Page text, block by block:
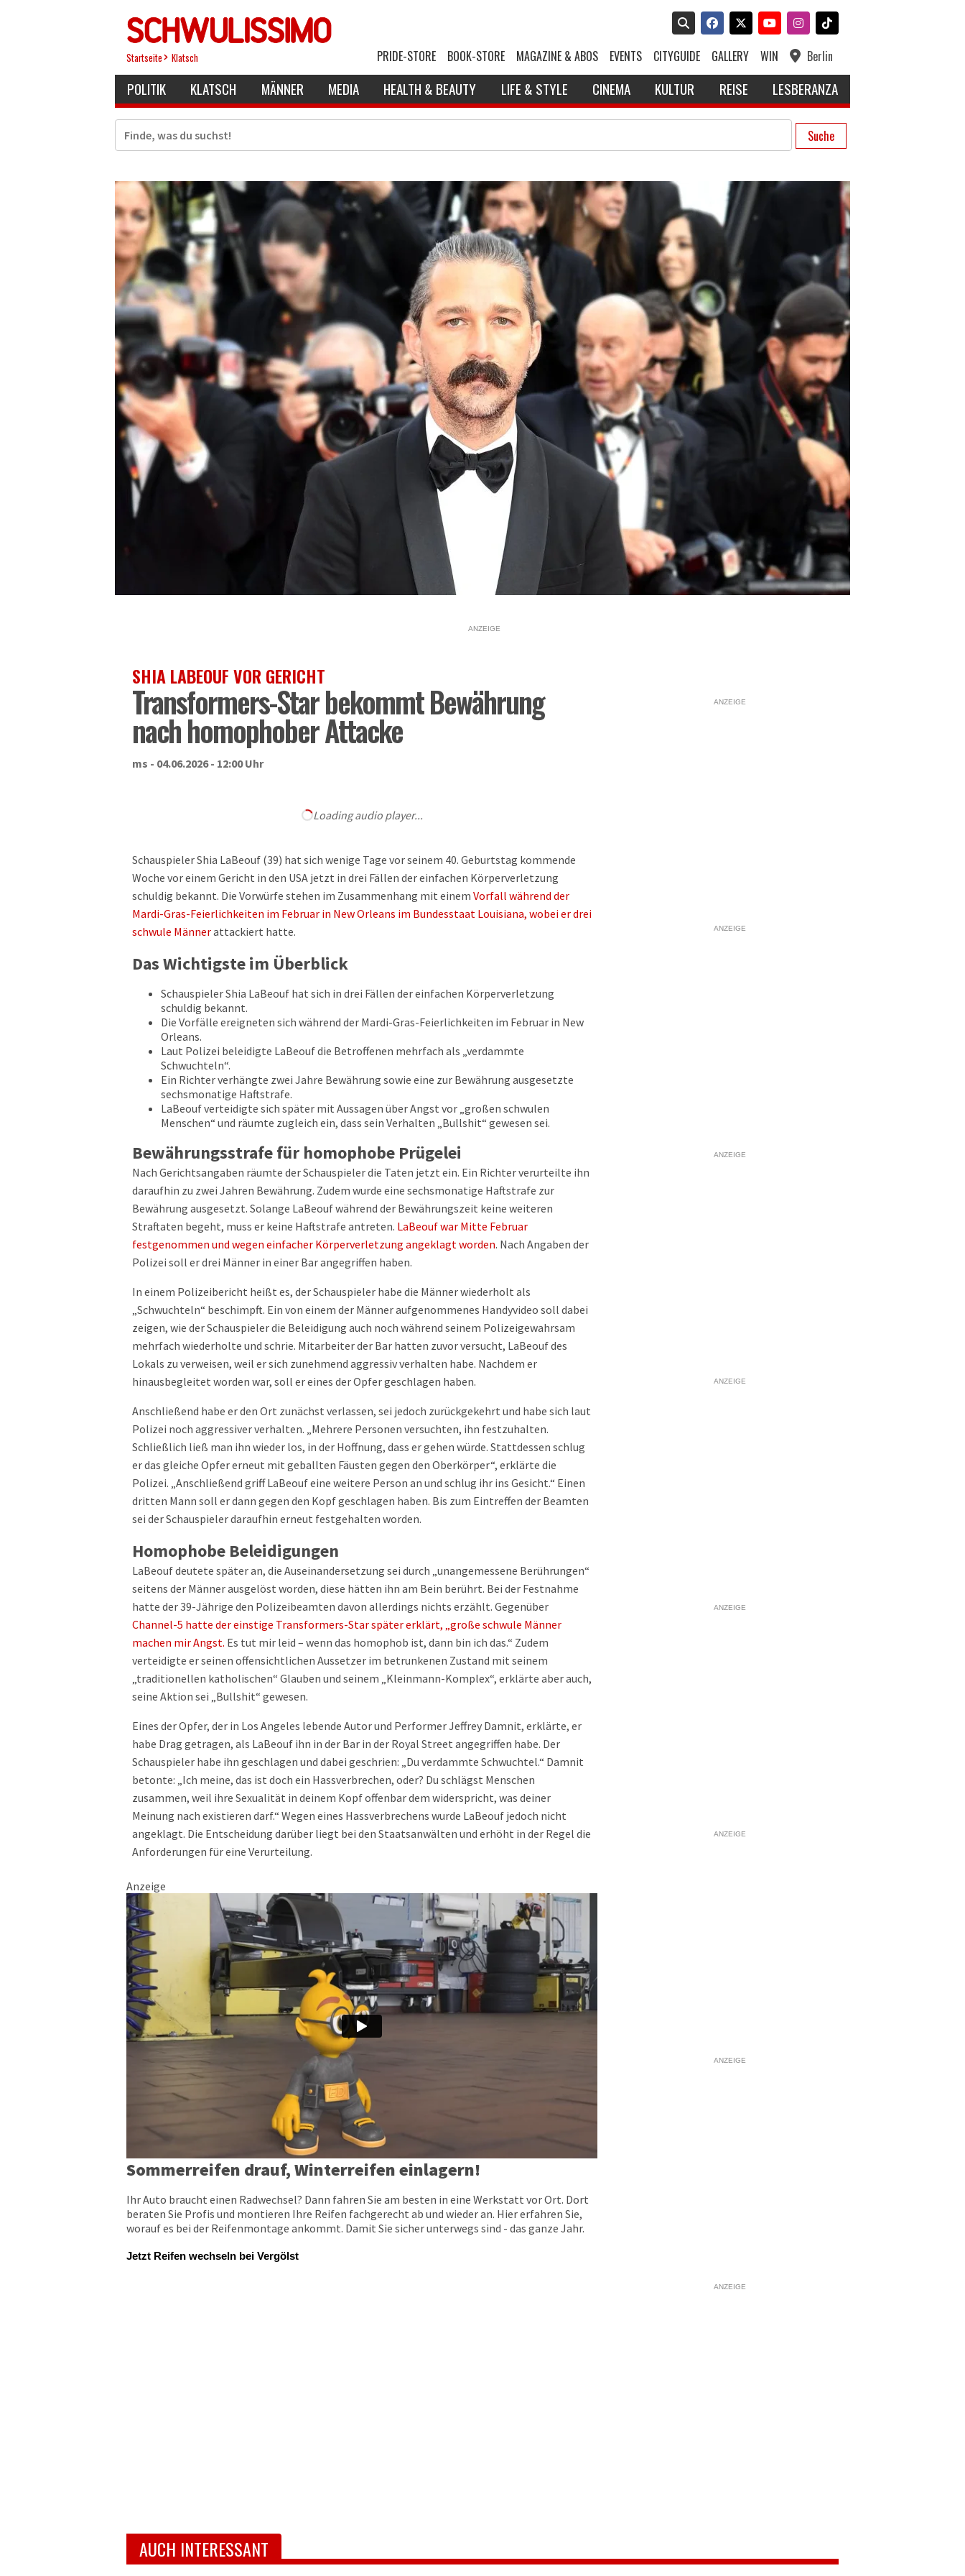
Startseite Klatsch PRIDE-STORE BOOK-STORE MAGAZINE & ABOS EVENTS CITYGUIDE GALLERY WIN Berlin
POLITIK KLATSCH MÄNNER MEDIA HEALTH & BEAUTY LIFE & STYLE CINEMA KULTUR REISE LESBERANZA
Suche
ANZEIGE
SHIA LABEOUF VOR GERICHT
Transformers-Star bekommt Bewährung
nach homophober Attacke
ms - 04.06.2026 - 12:00 Uhr
Loading audio player...
Schauspieler Shia LaBeouf (39) hat sich wenige Tage vor seinem 40. Geburtstag kommende
Woche vor einem Gericht in den USA jetzt in drei Fällen der einfachen Körperverletzung
schuldig bekannt. Die Vorwürfe stehen im Zusammenhang mit einem Vorfall während der
Mardi-Gras-Feierlichkeiten im Februar in New Orleans im Bundesstaat Louisiana, wobei er drei
schwule Männerattackiert hatte.
Das Wichtigste im Überblick
Schauspieler Shia LaBeouf hat sich in drei Fällen der einfachen Körperverletzung
schuldig bekannt.
Die Vorfälle ereigneten sich während der Mardi-Gras-Feierlichkeiten im Februar in New
Orleans.
Laut Polizei beleidigte LaBeouf die Betroffenen mehrfach als „verdammte
Schwuchteln“.
Ein Richter verhängte zwei Jahre Bewährung sowie eine zur Bewährung ausgesetzte
sechsmonatige Haftstrafe.
LaBeouf verteidigte sich später mit Aussagen über Angst vor „großen schwulen
Menschen“ und räumte zugleich ein, dass sein Verhalten „Bullshit“ gewesen sei.
Bewährungsstrafe für homophobe Prügelei
Nach Gerichtsangaben räumte der Schauspieler die Taten jetzt ein. Ein Richter verurteilte ihn
daraufhin zu zwei Jahren Bewährung. Zudem wurde eine sechsmonatige Haftstrafe zur
Bewährung ausgesetzt. Solange LaBeouf während der Bewährungszeit keine weiteren
Straftaten begeht, muss er keine Haftstrafe antreten. LaBeouf war Mitte Februar
festgenommen und wegen einfacher Körperverletzung angeklagt worden. Nach Angaben der
Polizei soll er drei Männer in einer Bar angegriffen haben.
In einem Polizeibericht heißt es, der Schauspieler habe die Männer wiederholt als
„Schwuchteln“ beschimpft. Ein von einem der Männer aufgenommenes Handyvideo soll dabei
zeigen, wie der Schauspieler die Beleidigung auch noch während seinem Polizeigewahrsam
mehrfach wiederholte und schrie. Mitarbeiter der Bar hatten zuvor versucht, LaBeouf des
Lokals zu verweisen, weil er sich zunehmend aggressiv verhalten habe. Nachdem er
hinausbegleitet worden war, soll er eines der Opfer geschlagen haben.
Anschließend habe er den Ort zunächst verlassen, sei jedoch zurückgekehrt und habe sich laut
Polizei noch aggressiver verhalten. „Mehrere Personen versuchten, ihn festzuhalten.
Schließlich ließ man ihn wieder los, in der Hoffnung, dass er gehen würde. Stattdessen schlug
er das gleiche Opfer erneut mit geballten Fäusten gegen den Oberkörper“, erklärte die
Polizei. „Anschließend griff LaBeouf eine weitere Person an und schlug ihr ins Gesicht.“ Einen
dritten Mann soll er dann gegen den Kopf geschlagen haben. Bis zum Eintreffen der Beamten
sei der Schauspieler daraufhin erneut festgehalten worden.
Homophobe Beleidigungen
LaBeouf deutete später an, die Auseinandersetzung sei durch „unangemessene Berührungen“
seitens der Männer ausgelöst worden, diese hätten ihn am Bein berührt. Bei der Festnahme
hatte der 39-Jährige den Polizeibeamten davon allerdings nichts erzählt. Gegenüber
Channel-5 hatte der einstige Transformers-Star später erklärt, „große schwule Männer
machen mir Angst. Es tut mir leid – wenn das homophob ist, dann bin ich das.“ Zudem
verteidigte er seinen offensichtlichen Aussetzer im betrunkenen Zustand mit seinem
„traditionellen katholischen“ Glauben und seinem „Kleinmann-Komplex“, erklärte aber auch,
seine Aktion sei „Bullshit“ gewesen.
Eines der Opfer, der in Los Angeles lebende Autor und Performer Jeffrey Damnit, erklärte, er
habe Drag getragen, als LaBeouf ihn in der Bar in der Royal Street angegriffen habe. Der
Schauspieler habe ihn geschlagen und dabei geschrien: „Du verdammte Schwuchtel.“ Damnit
betonte: „Ich meine, das ist doch ein Hassverbrechen, oder? Du schlägst Menschen
zusammen, weil ihre Sexualität in deinem Kopf offenbar dem widerspricht, was deiner
Meinung nach existieren darf.“ Wegen eines Hassverbrechens wurde LaBeouf jedoch nicht
angeklagt. Die Entscheidung darüber liegt bei den Staatsanwälten und erhöht in der Regel die
Anforderungen für eine Verurteilung.
Anzeige
Sommerreifen drauf, Winterreifen einlagern!
Ihr Auto braucht einen Radwechsel? Dann fahren Sie am besten in eine Werkstatt vor Ort. Dort
beraten Sie Profis und montieren Ihre Reifen fachgerecht ab und wieder an. Hier erfahren Sie,
worauf es bei der Reifenmontage ankommt. Damit Sie sicher unterwegs sind - das ganze Jahr.
Jetzt Reifen wechseln bei Vergölst
ANZEIGE
ANZEIGE
ANZEIGE
ANZEIGE
ANZEIGE
ANZEIGE
ANZEIGE
ANZEIGE
AUCH INTERESSANT